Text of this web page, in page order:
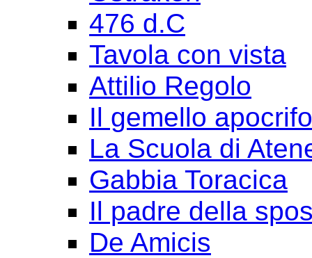
476 d.C
Tavola con vista
Attilio Regolo
Il gemello apocrifo
La Scuola di
Gabbia Toracica
Il padre della
De Amicis